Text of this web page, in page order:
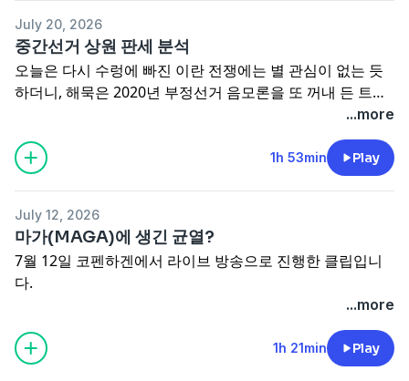
선거를 앞두고도 어김없이 쟁점이 됐는데요, 지난달 말 "정
당이 후보 캠프와 조율해서 사용하는 자금의 지출도 제한할
수 없다"는대법원판결이 또 한 번 논란에 불을 지폈습니다.
정치에 돈이 더 많이, 더 널리, 무제한에 가깝게 쓰이면 민주
주의에 어떤 영향을 끼칠까요? 미국 정치자금법과 관련 규
제, 이를 둘러싼 찬반 의견을 자세히 짚었습니다.
July 20, 2026
중간선거 상원 판세 분석
오늘은 다시 수렁에 빠진 이란 전쟁에는 별 관심이 없는 듯
하더니, 해묵은 2020년 부정선거 음모론을 또 꺼내 든 트럼
프 대통령의 망상에 관해 이야기해 봤습니다. 이어 트럼프가
이렇게 나올수록 더욱 요동치는 상원 중간선거 판세도 분석
해 봤습니다. 메인, 미시건, 오하이오, 알래스카 등 평소엔 경
합주로 분류하기 애매한 곳에서도 왜 한치 앞을 내다 볼 수
...more
1h 53min Play
July 12, 2026
마가(MAGA)에 생긴 균열?
7월 12일 코펜하겐에서 라이브 방송으로 진행한 클립입니
다.
미국과 트럼프는 어쩌다 월드컵에서 지나친 욕심을 부리다
축구팬들의 원성을 사게 됐을까요? 트럼프 주변에 바른말을
하는 축구팬이 한 명만 있었어도 이런 일은 없었을 것 같아
아쉽습니다. 이어 트럼프를 영원히, 무조건 지지할 것 같던
...more
1h 21min Play